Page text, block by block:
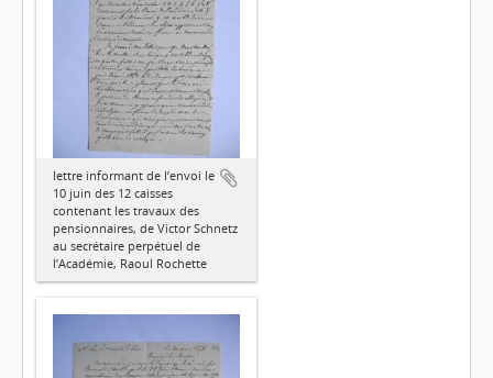
lettre informant de l’envoi le
10 juin des 12 caisses
contenant les travaux des
pensionnaires, de Victor Schnetz
au secrétaire perpétuel de
l’Académie, Raoul Rochette